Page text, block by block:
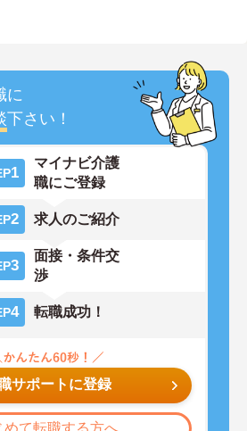
に
下さい！
1
マイナビ介護
職にご登録
2 求人のご紹介
3
面接・条件交
渉
4 転職成功！
サポートに登録
めて転職する方へ